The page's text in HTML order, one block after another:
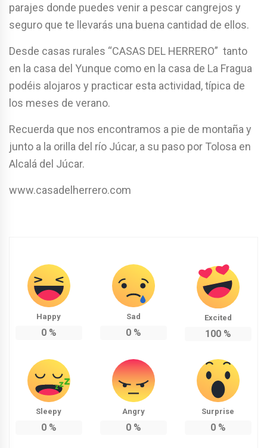
parajes donde puedes venir a pescar cangrejos y
seguro que te llevarás una buena cantidad de ellos.
Desde casas rurales “CASAS DEL HERRERO” tanto
en la casa del Yunque como en la casa de La Fragua
podéis alojaros y practicar esta actividad, típica de
los meses de verano.
Recuerda que nos encontramos a pie de montaña y
junto a la orilla del río Júcar, a su paso por Tolosa en
Alcalá del Júcar.
www.casadelherrero.com
Happy
0%
Sad
0%
Excited
100%
Sleepy
0%
Angry
0%
Surprise
0%